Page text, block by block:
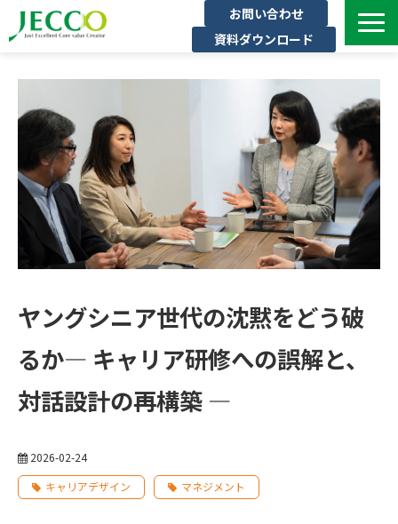
お問い合わせ
資料ダウンロード
セミナー・イベント一覧
公開コース一覧
コラム
よくある質問
ヤングシニア世代の沈黙をどう破
るか― キャリア研修への誤解と、
対話設計の再構築 ―
2026-02-24
キャリアデザイン
マネジメント